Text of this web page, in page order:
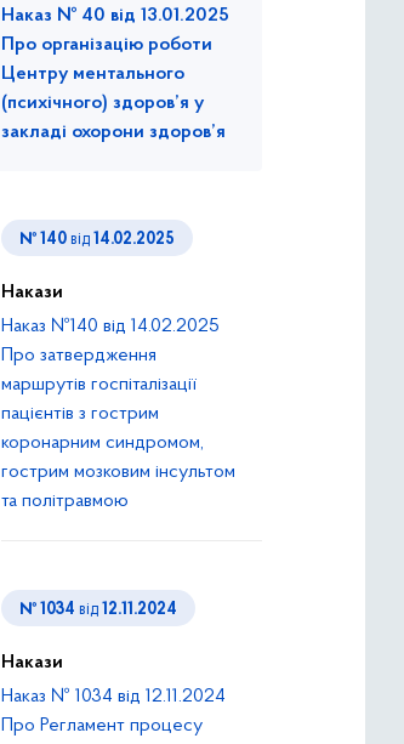
Наказ № 40 від 13.01.2025
Про організацію роботи
Центру ментального
(психічного) здоров’я у
закладі охорони здоров’я
№ 140 від 14.02.2025
Накази
Наказ №140 від 14.02.2025
Про затвердження
маршрутів госпіталізації
пацієнтів з гострим
коронарним синдромом,
гострим мозковим інсультом
та політравмою
№ 1034 від 12.11.2024
Накази
Наказ № 1034 від 12.11.2024
Про Регламент процесу